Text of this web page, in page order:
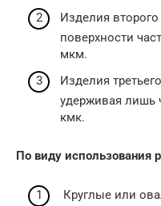
Изделия
поверхности
мкм.
Изделия
удерживая лишь
кмк.
По виду
Круглые или